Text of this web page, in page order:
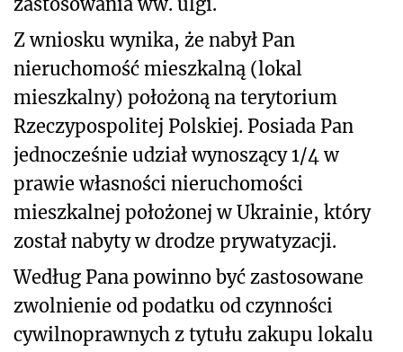
Z wniosku wynika, że nabył Pan
nieruchomość mieszkalną (lokal
mieszkalny) położoną na terytorium
Rzeczypospolitej Polskiej. Posiada Pan
jednocześnie udział wynoszący 1/4 w
prawie własności nieruchomości
mieszkalnej położonej w Ukrainie, który
został nabyty w drodze prywatyzacji.
Według Pana powinno być zastosowane
zwolnienie od podatku od czynności
cywilnoprawnych z tytułu zakupu lokalu